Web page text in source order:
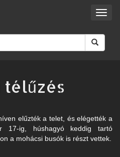
télűzés
elűzték a telet, és elégették a
17-ig, húshagyó keddig tartó
a mohácsi busók is részt vettek.